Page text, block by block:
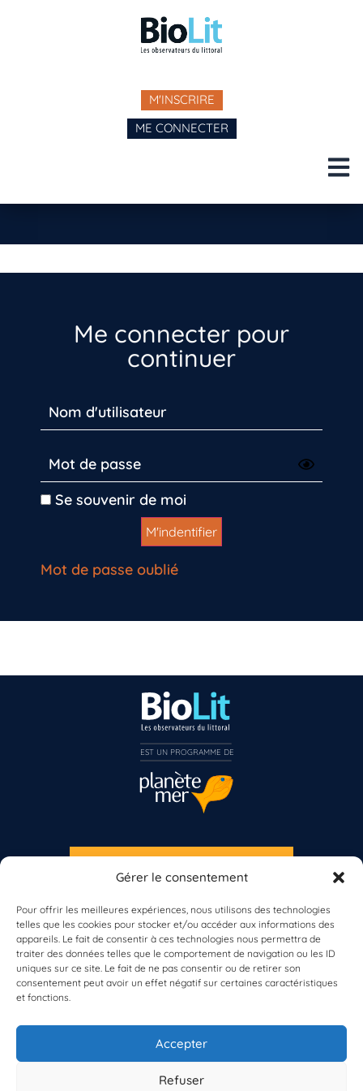
Gérer le consentement
Pour offrir les meilleures expériences, nous utilisons des technologies
telles que les cookies pour stocker et/ou accéder aux informations des
appareils. Le fait de consentir à ces technologies nous permettra de
traiter des données telles que le comportement de navigation ou les ID
uniques sur ce site. Le fait de ne pas consentir ou de retirer son
consentement peut avoir un effet négatif sur certaines caractéristiques
et fonctions.
Accepter
Refuser
M'INSCRIRE
ME CONNECTER
Me connecter pour
continuer
Se souvenir de moi
Mot de passe oublié
À propos de BioLit
Vos données d'observation
Ressources
Résultats du programme
S'INSCRIRE À LA NEWSLETTER
Vous n’êtes pas encore inscrit à Biolit ?
Inscrivez-vous dès maintenant